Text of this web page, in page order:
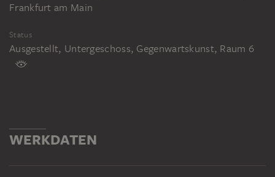
Frankfurt am Main
Status
Ausgestellt, Untergeschoss, Gegenwartskunst, Raum 6
WERKDATEN